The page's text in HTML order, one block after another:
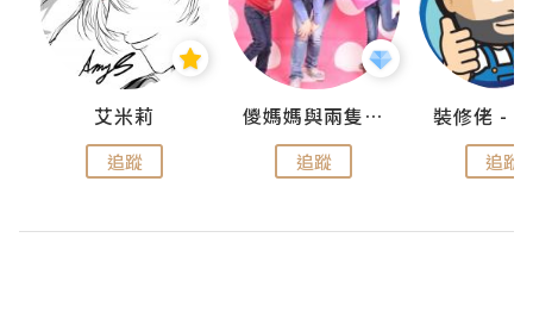
艾米莉
追蹤
儍媽媽與兩隻小魔怪之家
追蹤 追蹤